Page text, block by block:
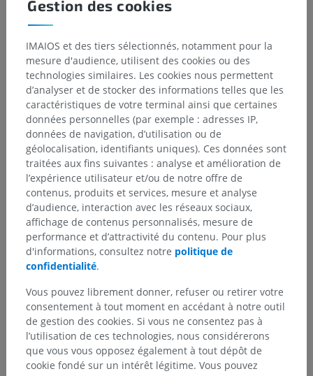
Hiérarchie anatomique
Anatomie humaine 2
Gestion des cookies
IMAIOS et des tiers sélectionnés, notamment pour la
mesure d'audience, utilisent des cookies ou des
technologies similaires. Les cookies nous permettent
d’analyser et de stocker des informations telles que les
caractéristiques de votre terminal ainsi que certaines
données personnelles (par exemple : adresses IP,
données de navigation, d’utilisation ou de
géolocalisation, identifiants uniques). Ces données sont
traitées aux fins suivantes : analyse et amélioration de
l’expérience utilisateur et/ou de notre offre de
contenus, produits et services, mesure et analyse
d’audience, interaction avec les réseaux sociaux,
affichage de contenus personnalisés, mesure de
performance et d’attractivité du contenu. Pour plus
d'informations, consultez notre politique de
confidentialité.
Vous pouvez librement donner, refuser ou retirer votre
consentement à tout moment en accédant à notre outil
de gestion des cookies. Si vous ne consentez pas à
l’utilisation de ces technologies, nous considérerons
que vous vous opposez également à tout dépôt de
cookie fondé sur un intérêt légitime. Vous pouvez